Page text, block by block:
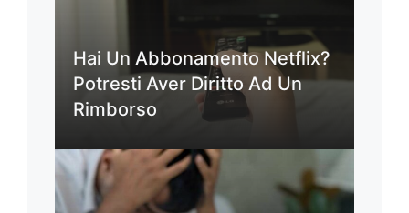
Hai Un Abbonamento Netflix?
Potresti Aver Diritto Ad Un
Rimborso